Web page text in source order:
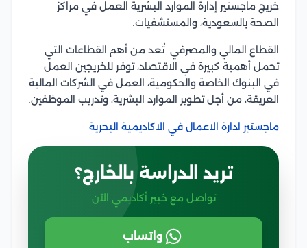
خريج ماجستير إدارة الموارد البشرية العمل في مراكز
الصحة بالسعودية، والمستشفيات.
القطاع المالي والمصرفي: تُعد من أهم القطاعات التي
تحمل أهمية كبيرة في الاقتصاد، توفر للخريجين العمل
في البنوك الخاصة والحكومية، العمل في الشركات المالية
العريقة، من أجل تطوير الموارد البشرية، وتدريب الموظفين.
ماجستير ادارة الاعمال في الاكاديمية البحرية
تريد الدراسة بالخارج؟
تواصل مع خبير أكاديمي الآن
واتساب